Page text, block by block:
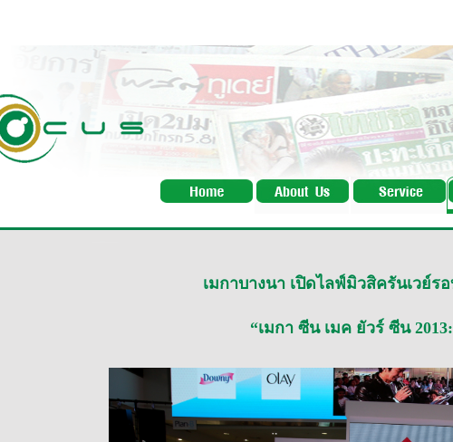
เมกาบางนา เปิดไลฟ์มิวสิครันเวย์
“เมกา ซีน เมค ยัวร์ ซีน